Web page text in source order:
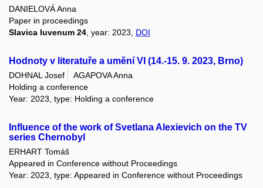
DANIELOVÁ Anna
Paper in proceedings
Slavica Iuvenum 24 , year: 2023, DOI
Hodnoty v literatuře a umění VI (14.-15. 9. 2023, Brno)
DOHNAL Josef
AGAPOVA Anna
Holding a conference
Year: 2023, type: Holding a conference
Influence of the work of Svetlana Alexievich on the TV
series Chernobyl
ERHART Tomáš
Appeared in Conference without Proceedings
Year: 2023, type: Appeared in Conference without Proceedings